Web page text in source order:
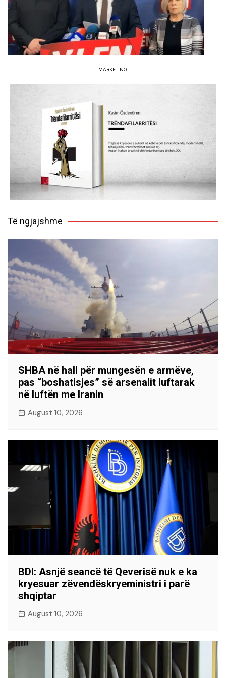
MARKETING
Të ngjajshme
SHBA në hall për mungesën e armëve,
pas “boshatisjes” së arsenalit luftarak
në luftën me Iranin
August 10, 2026
BDI: Asnjë seancë të Qeverisë nuk e ka
kryesuar zëvendëskryeministri i parë
shqiptar
August 10, 2026